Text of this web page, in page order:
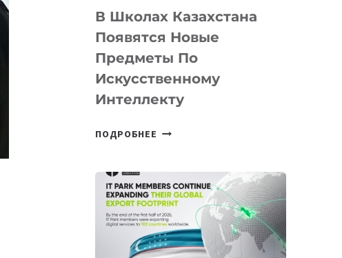
ДЛЯ
ТЕХНОЛОГИЧЕСКИХ
СТАРТАПОВ
В Школах Казахстана
Появятся Новые
Предметы По
Искусственному
Интеллекту
ПОДРОБНЕЕ
ПОЯВЯТСЯ
НОВЫЕ
ПРЕДМЕТЫ
ПО
ИСКУССТВЕННОМУ